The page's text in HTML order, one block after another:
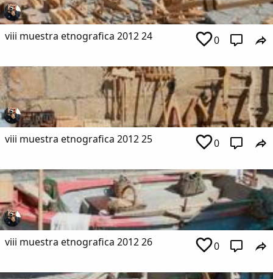
viii muestra etnografica 2012 24 0
viii muestra etnografica 2012 25 0
viii muestra etnografica 2012 26 0